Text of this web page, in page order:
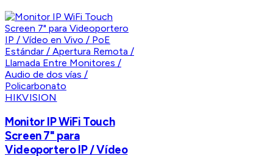
HIKVISION
Monitor IP WiFi Touch
Screen 7" para
Videoportero IP / Vídeo